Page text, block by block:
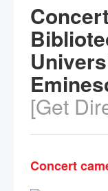
[Get
Concert